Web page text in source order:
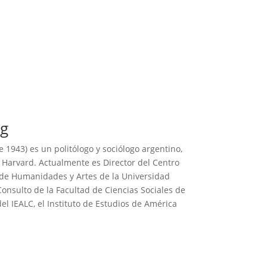
1943) es un politólogo y sociólogo argentino,
Actualmente es Director del Centro
Humanidades y Artes de la Universidad
de la Facultad de Ciencias Sociales de
IEALC, el Instituto de Estudios de América